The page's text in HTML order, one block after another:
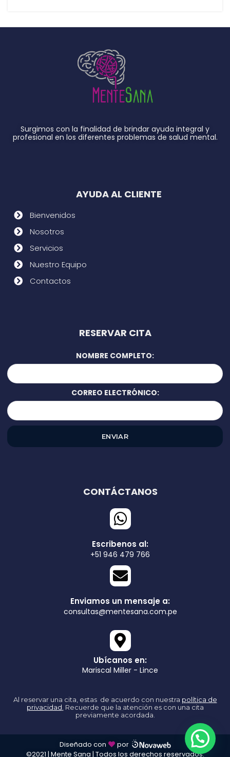
Surgimos con la finalidad de brindar ayuda integral y
profesional en los diferentes problemas de salud mental.
AYUDA AL CLIENTE
Bienvenidos
Nosotros
Servicios
Nuestro Equipo
Contactos
RESERVAR CITA
NOMBRE COMPLETO:
CORREO ELECTRÓNICO:
CONTÁCTANOS
Escribenos al:
+51 946 479 766
Enviamos un mensaje a:
consultas@mentesana.com.pe
Ubícanos en:
Mariscal Miller - Lince
Al reservar una cita, estas de acuerdo con nuestra política de
privacidad. Recuerde que la atención es con una cita
previamente acordada.
Diseñado con
por
©2021 | Mente Sana | Todos los derechos reservados.